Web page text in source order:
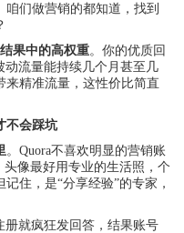
们做营销的都知道，找到
果中的高权重。你的优质回
动流量能持续几个月甚至几
来精准流量，这性价比简直
不会踩坑
。Quora不喜欢明显的营销账
像最好用专业的生活照，个
住，是“分享经验”的专家，
册就疯狂发回答，结果账号